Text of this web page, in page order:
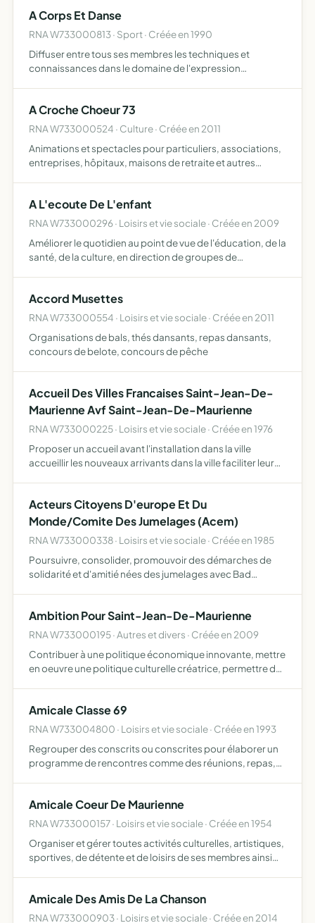
développement d…
A Corps Et Danse
RNA W733000813 · Sport · Créée en 1990
Diffuser entre tous ses membres les techniques et
connaissances dans le domaine de l'expression
A Croche Choeur 73
RNA W733000524 · Culture · Créée en 2011
Animations et spectacles pour particuliers, associations,
entreprises, hôpitaux, maisons de retraite et autres
A L'ecoute De L'enfant
RNA W733000296 · Loisirs et vie sociale · Créée en 2009
Améliorer le quotidien au point de vue de l'éducation, de la
santé, de la culture, en direction de groupes de
Accord Musettes
RNA W733000554 · Loisirs et vie sociale · Créée en 2011
Organisations de bals, thés dansants, repas dansants,
concours de belote, concours de pêche
Accueil Des Villes Francaises Saint-Jean-De-
Maurienne Avf Saint-Jean-De-Maurienne
RNA W733000225 · Loisirs et vie sociale · Créée en 1976
Proposer un accueil avant l'installation dans la ville
accueillir les nouveaux arrivants dans la ville faciliter leur
Acteurs Citoyens D'europe Et Du
Monde/Comite Des Jumelages (Acem)
RNA W733000338 · Loisirs et vie sociale · Créée en 1985
Poursuivre, consolider, promouvoir des démarches de
solidarité et d'amitié nées des jumelages avec Bad
culturel, associat…
Ambition Pour Saint-Jean-De-Maurienne
RNA W733000195 · Autres et divers · Créée en 2009
Contribuer à une politique économique innovante, mettre
en oeuvre une politique culturelle créatrice, permettre de
Amicale Classe 69
RNA W733004800 · Loisirs et vie sociale · Créée en 1993
Regrouper des conscrits ou conscrites pour élaborer un
programme de rencontres comme des réunions, repas,
Amicale Coeur De Maurienne
RNA W733000157 · Loisirs et vie sociale · Créée en 1954
Organiser et gérer toutes activités culturelles, artistiques,
sportives, de détente et de loisirs de ses membres ainsi
Amicale Des Amis De La Chanson
RNA W733000903 · Loisirs et vie sociale · Créée en 2014